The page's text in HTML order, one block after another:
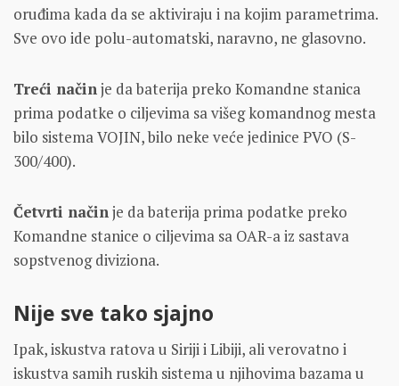
oruđima kada da se aktiviraju i na kojim parametrima.
Sve ovo ide polu-automatski, naravno, ne glasovno.
Treći načinje da baterija preko Komandne stanica
prima podatke o ciljevima sa višeg komandnog mesta
bilo sistema VOJIN, bilo neke veće jedinice PVO (S-
300/400).
Četvrti načinje da baterija prima podatke preko
Komandne stanice o ciljevima sa OAR-a iz sastava
sopstvenog diviziona.
Nije sve tako sjajno
Ipak, iskustva ratova u Siriji i Libiji, ali verovatno i
iskustva samih ruskih sistema u njihovima bazama u